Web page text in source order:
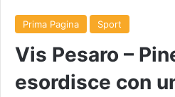
Prima Pagina Sport
Vis Pesaro –
esordisce con